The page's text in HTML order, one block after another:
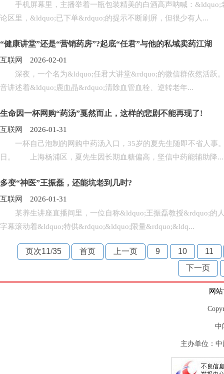
手机屏幕里，主播举着一瓶包装精美的白酒高声呐喊：&ldquo;
论区里，&ldquo;已下单&rdquo;的提示不断刷屏，但很少有人...
“健康讲堂”还是“营销药房”?起底“任君”与他的私域卖药江湖
互联网 2026-02-01
深夜，一个名为&ldquo;任君大讲堂&rdquo;的微信群依然活跃
音讲述着&ldquo;鹿血晶&rdquo;清除血管血栓、逆转老年...
生命因一杯网购“药汤”戛然而止，这样的悲剧不能再现了!
互联网 2026-01-31
一杯自己泡制的网购中药汤入口，35岁的夏先生随即不省人事
日。 上海杨浦区，夏先生因长期血糖偏高，坚信中药能辅助降...
多变“神医”王振磊，还能坑老到几时?
互联网 2026-01-31
某养生讲座直播间里，一位自称&ldquo;王振磊教授&rdquo;的
字幕滚动着&ldquo;特供&rdquo;&ldquo;限量&rdquo;&ldq...
页次11/35 首页 上一页 9 10
11
下一页
网
中
主办单位：